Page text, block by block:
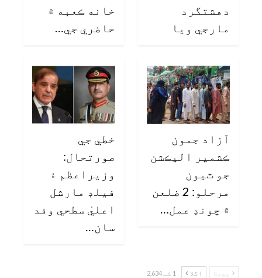
دهشتگرد
مارجي ويا
خانه ڪعبه ۾
حاضري جي…
آزاد جمون
ڪشمير اليڪشن
جو ٽيون
مرحلو: 2 ضلعن
۾ چونڊ عمل…
خطي جي
صورتحال:
وزيراعظم ۽
فيلڊ مارشل
اعليٰ سطحي وفد
سان…
پچھلا اگلا 1 کے 2,634